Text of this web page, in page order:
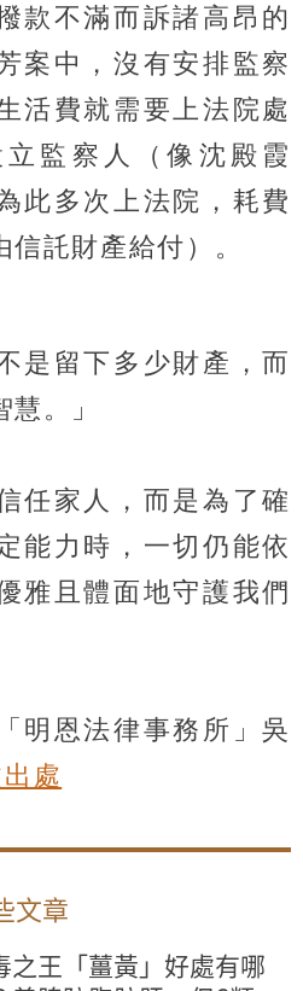
款不滿而訴諸高昂的
案中，沒有安排監察
活費就需要上法院處
監察人（像沈殿霞
此多次上法院，耗費
託財產給付）。
是留下多少財產，而
慧。」
任家人，而是為了確
能力時，一切仍能依
雅且體面地守護我們
明恩法律事務所」吳
處
文章
之王「薑黃」好處有哪